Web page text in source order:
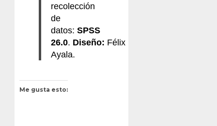
recolección
de
datos:SPSS
26.0. Diseño: Félix
Ayala.
Me gusta esto: